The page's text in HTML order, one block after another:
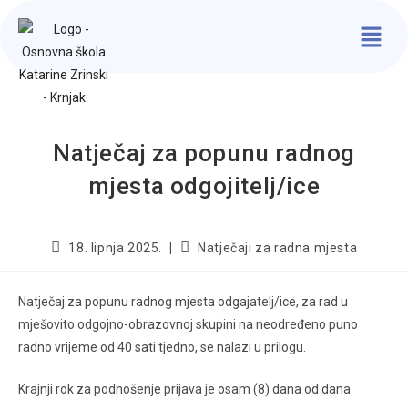
Natječaj za popunu radnog
mjesta odgojitelj/ice
18. lipnja 2025. Natječaji za radna mjesta
Natječaj za popunu radnog mjesta odgajatelj/ice, za rad u
mješovito odgojno-obrazovnoj skupini na neodređeno puno
radno vrijeme od 40 sati tjedno, se nalazi u prilogu.
Krajnji rok za podnošenje prijava je osam (8) dana od dana